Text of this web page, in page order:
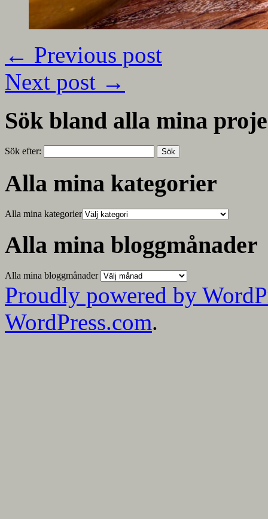
← Previous post
Next post →
Sök bland alla mina
Sök efter:
Alla mina kategorier
Alla mina kategorier
Alla mina bloggmånader
Alla mina bloggmånader
Proudly powered by
WordPress.com.